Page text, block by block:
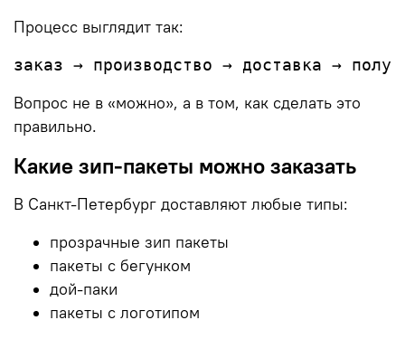
Процесс выглядит так:
Вопрос не в «можно», а в том, как сделать это
правильно.
Какие зип-пакеты можно заказать
В Санкт-Петербург доставляют любые типы:
прозрачные зип пакеты
пакеты с бегунком
дой-паки
пакеты с логотипом